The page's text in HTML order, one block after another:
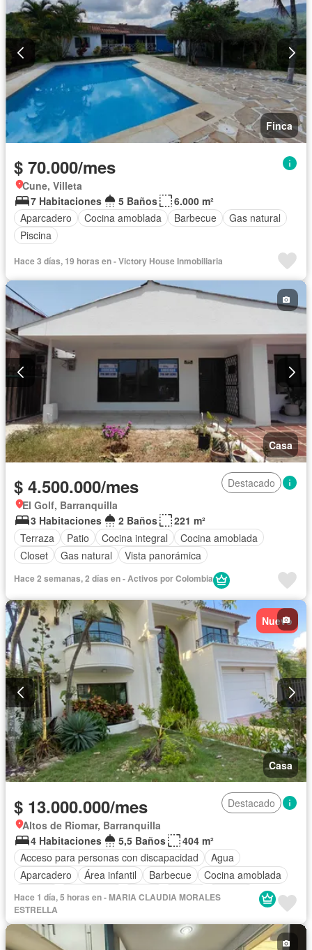
Barbecue
Caseta de vigilancia Gimnasio
Sauna
Seguridad privada
Piscina
Permite mascotas
Permite niños
Solo familias
Finca
$ 70.000/mes
Cune, Villeta
7 Habitaciones
5 Baños
6.000 m²
Aparcadero
Cocina amoblada Barbecue
Gas natural
Piscina
Hace 3 días, 19 horas en - Victory House Inmobiliaria
Casa
$ 4.500.000/mes
Destacado
El Golf, Barranquilla
3 Habitaciones
2 Baños
221 m²
Terraza
Patio Cocina integral
Cocina amoblada
Closet
Gas natural Vista panorámica
Hace 2 semanas, 2 días en - Activos por Colombia
Nuevo
Casa
$ 13.000.000/mes
Destacado
Altos de Riomar, Barranquilla
4 Habitaciones
5,5 Baños
404 m²
Acceso para personas con discapacidad
Agua
Aparcadero
Área infantil Barbecue
Cocina amoblada
Estudio
Gas natural Jardín Piscina
Terraza
Permite mascotas
Hace 1 día, 5 horas en - MARIA CLAUDIA MORALES
ESTRELLA